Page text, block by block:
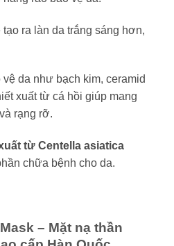
tạo ra làn da trắng sáng hơn,
vệ da như bạch kim, ceramid
xuất từ cá hồi giúp mang
rạng rỡ.
từ Centella asiatica
chữa bệnh cho da.
– Mặt nạ thần